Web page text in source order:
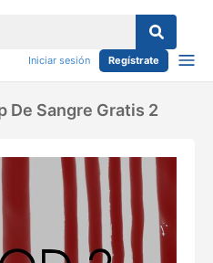
Iniciar sesión Regístrate
De Sangre Gratis 2